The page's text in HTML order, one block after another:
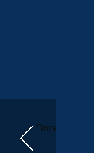
Önceki